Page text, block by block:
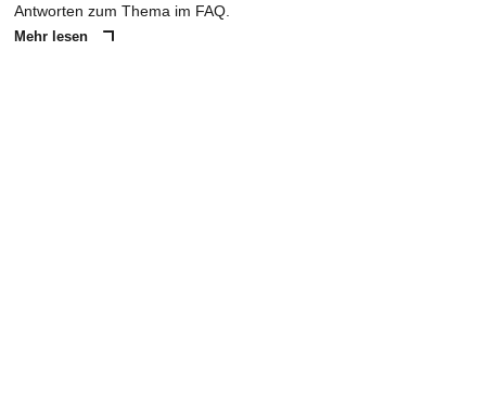
Antworten zum Thema im FAQ.
Mehr lesen